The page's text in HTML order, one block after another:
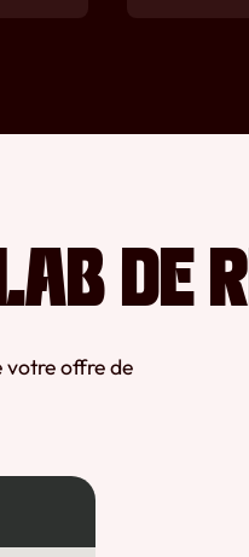
DE
votre offre de